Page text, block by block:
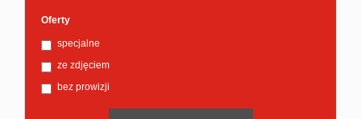
Oferty
specjalne
ze zdjęciem
bez prowizji